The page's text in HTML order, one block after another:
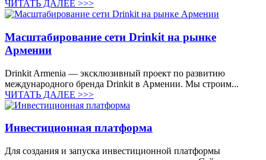
ЧИТАТЬ ДАЛЕЕ >>>
Масштабирование сети Drinkit на рынке
Армении
Drinkit Armenia — эксклюзивный проект по развитию
международного бренда Drinkit в Армении. Мы строим...
ЧИТАТЬ ДАЛЕЕ >>>
Инвестиционная платформа
Для создания и запуска инвестиционной платформы